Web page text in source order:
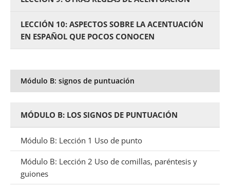
LECCIÓN 10: ASPECTOS SOBRE LA ACENTUACIÓN
EN ESPAÑOL QUE POCOS CONOCEN
Módulo B: signos de puntuación
MÓDULO B: LOS SIGNOS DE PUNTUACIÓN
Módulo B: Lección 1 Uso de punto
Módulo B: Lección 2 Uso de comillas, paréntesis y
guiones